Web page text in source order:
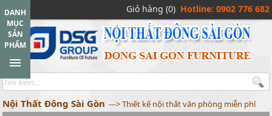
Giỏ hàng (0) Hotline: 0902 776 682
Nội Thất Đông Sài Gòn ---> Thiết kế nội thất văn phòng miễn phí
DANH
MỤC
SẢN
PHẨM